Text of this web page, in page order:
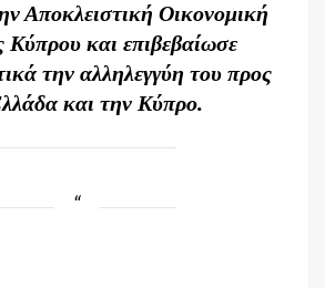
Αποκλειστική Οικονομική
και επιβεβαίωσε
την αλληλεγγύη του προς
και την Κύπρο.